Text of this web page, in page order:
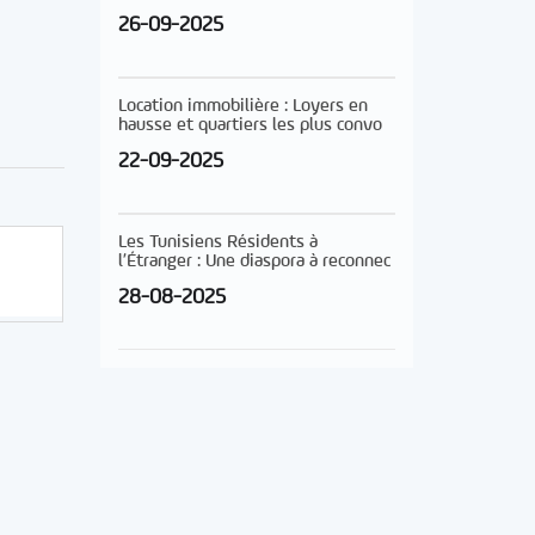
26-09-2025
Location immobilière : Loyers en
hausse et quartiers les plus convo
22-09-2025
Les Tunisiens Résidents à
l’Étranger : Une diaspora à reconnec
28-08-2025